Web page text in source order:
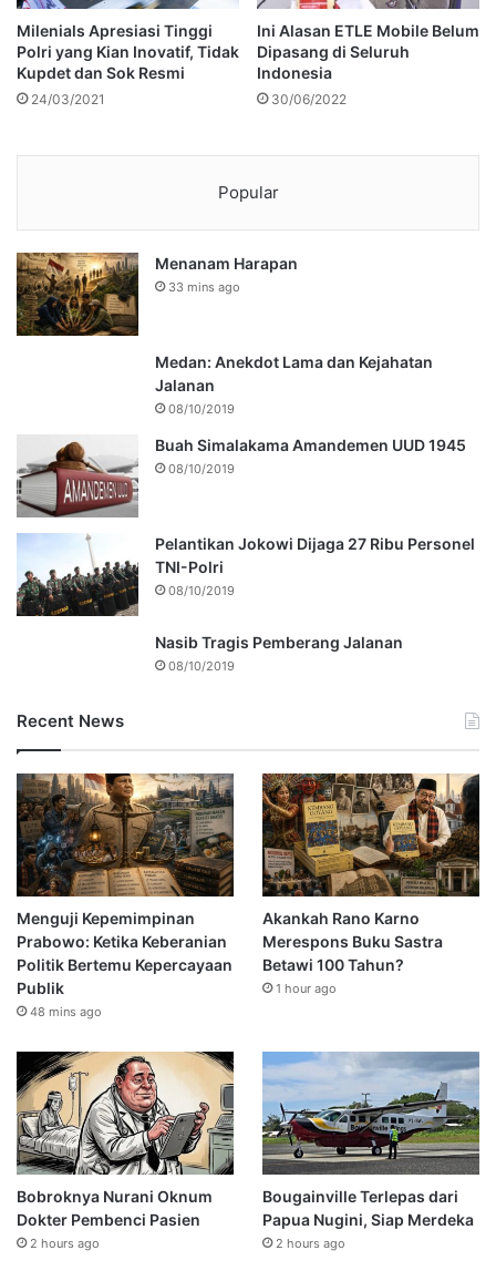
Milenials Apresiasi Tinggi
Polri yang Kian Inovatif, Tidak
Kupdet dan Sok Resmi
24/03/2021
Ini Alasan ETLE Mobile Belum
Dipasang di Seluruh
Indonesia
30/06/2022
Popular
Menanam Harapan
33 mins ago
Medan: Anekdot Lama dan Kejahatan
Jalanan
08/10/2019
Buah Simalakama Amandemen UUD 1945
08/10/2019
Pelantikan Jokowi Dijaga 27 Ribu Personel
TNI-Polri
08/10/2019
Nasib Tragis Pemberang Jalanan
08/10/2019
Recent News
Menguji Kepemimpinan
Prabowo: Ketika Keberanian
Politik Bertemu Kepercayaan
Publik
48 mins ago
Akankah Rano Karno
Merespons Buku Sastra
Betawi 100 Tahun?
1 hour ago
Bobroknya Nurani Oknum
Dokter Pembenci Pasien
2 hours ago
Bougainville Terlepas dari
Papua Nugini, Siap Merdeka
2 hours ago